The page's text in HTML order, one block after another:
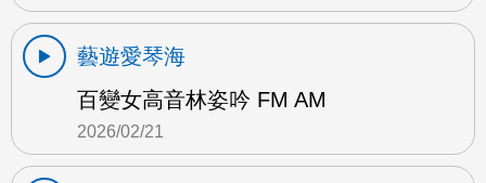
藝遊愛琴海
百變女高音林姿吟 FM AM
2026/02/21